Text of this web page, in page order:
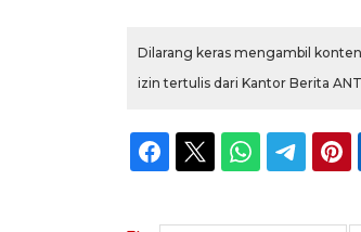
Dilarang keras mengambil
izin tertulis dari Kantor Berita